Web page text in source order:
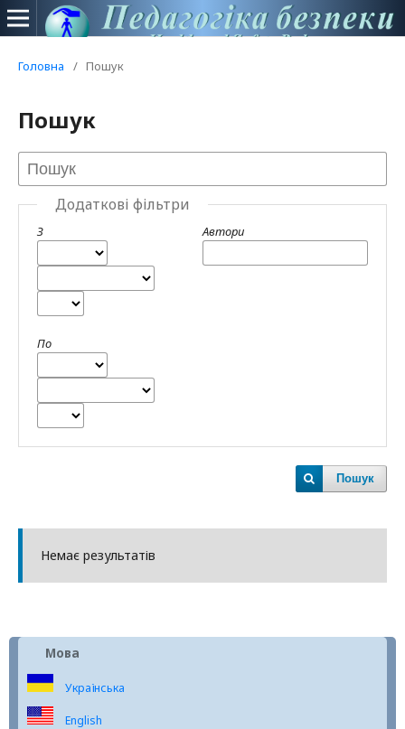
Головна / Пошук
Пошук
Додаткові фільтри
З
По
Автори
Пошук
Немає результатів
Мова
Українська
English